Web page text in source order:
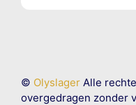
© OlyslagerAlle
overgedragen zonder